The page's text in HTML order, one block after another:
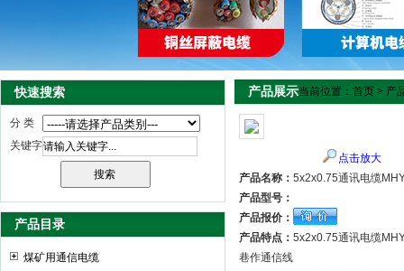
天津市电缆总厂橡塑电缆厂（天缆小猫集团）
快速搜索
分 类
关键字
产品目录
煤矿用通信电缆
产品展示当前位置： 首页 > 产
点击放大
产品名称： 5x2x0.75通讯电缆
产品型号：
产品报价：
产品特点： 5x2x0.75通讯电缆
巷作通信线